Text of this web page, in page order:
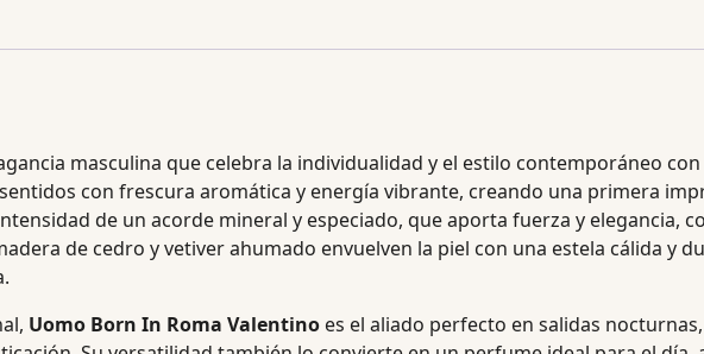
masculina que celebra la individualidad y el estilo contemporáneo
con frescura aromática y energía vibrante, creando una primera
de un acorde mineral y especiado, que aporta fuerza y elegancia,
de cedro y vetiver ahumado envuelven la piel con una estela cálida y
Uomo Born In Roma Valentino es el aliado perfecto en salidas